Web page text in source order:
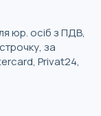
юр. осіб з ПДВ,
за
Privat24,